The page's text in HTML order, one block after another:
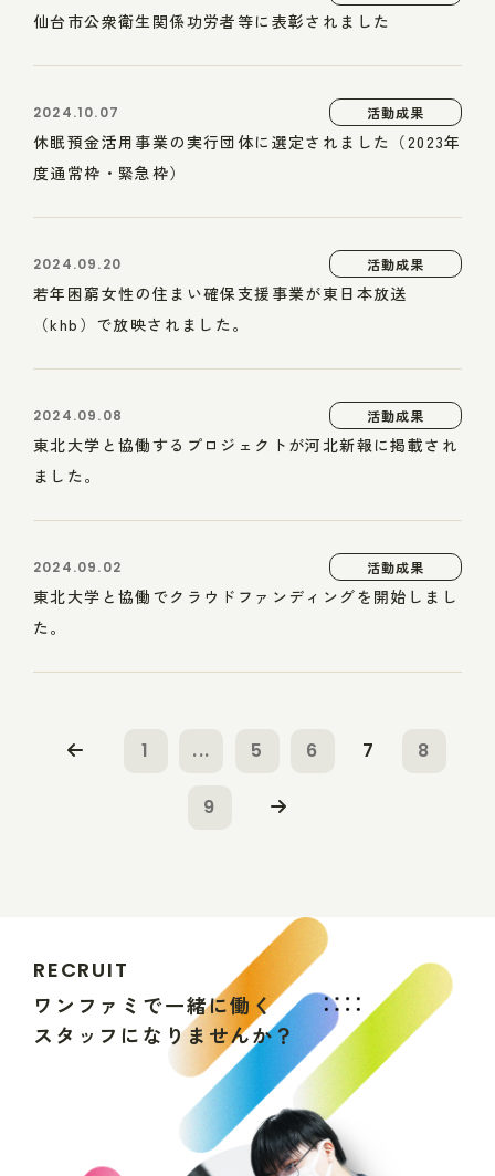
仙台市公衆衛生関係功労者等に表彰されました
2024.10.07 活動成果
休眠預金活用事業の実行団体に選定されました（2023年
度通常枠・緊急枠）
2024.09.20 活動成果
若年困窮女性の住まい確保支援事業が東日本放送
（khb）で放映されました。
2024.09.08 活動成果
東北大学と協働するプロジェクトが河北新報に掲載され
ました。
2024.09.02 活動成果
東北大学と協働でクラウドファンディングを開始しまし
た。
1 ... 5 6 7 8
9
RECRUIT
ワ ン フ ァ ミ で一緒に働 く
ス タ ッ フ にな りま せんか？